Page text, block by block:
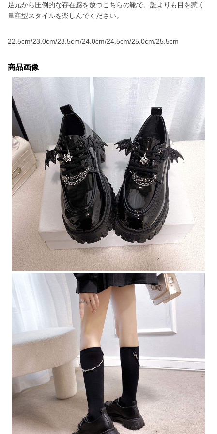
足元から圧倒的な存在感を放つこちらの靴で、誰よりも目を惹く
量産型スタイルを楽しんでください。
22.5cm/23.0cm/23.5cm/24.0cm/24.5cm/25.0cm/25.5cm
商品画像